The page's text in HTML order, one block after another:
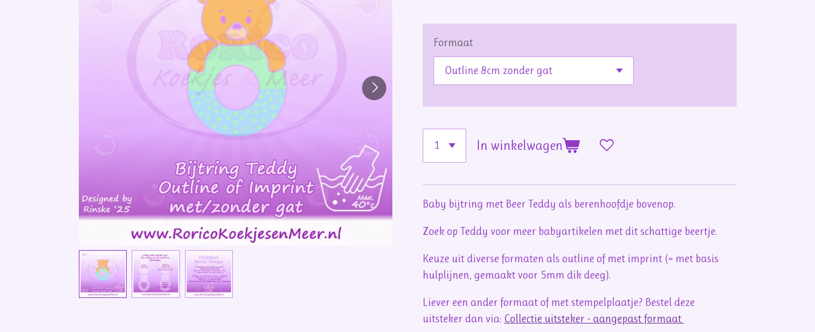
Formaat
In winkelwagen
Baby bijtring met Beer Teddy als berenhoofdje bovenop.
Zoek op Teddy voor meer babyartikelen met dit schattige beertje.
Keuze uit diverse formaten als outline of met imprint (= met basis
hulplijnen, gemaakt voor 5mm dik deeg).
Liever een ander formaat of met stempelplaatje? Bestel deze
uitsteker dan via: Collectie uitsteker - aangepast formaat